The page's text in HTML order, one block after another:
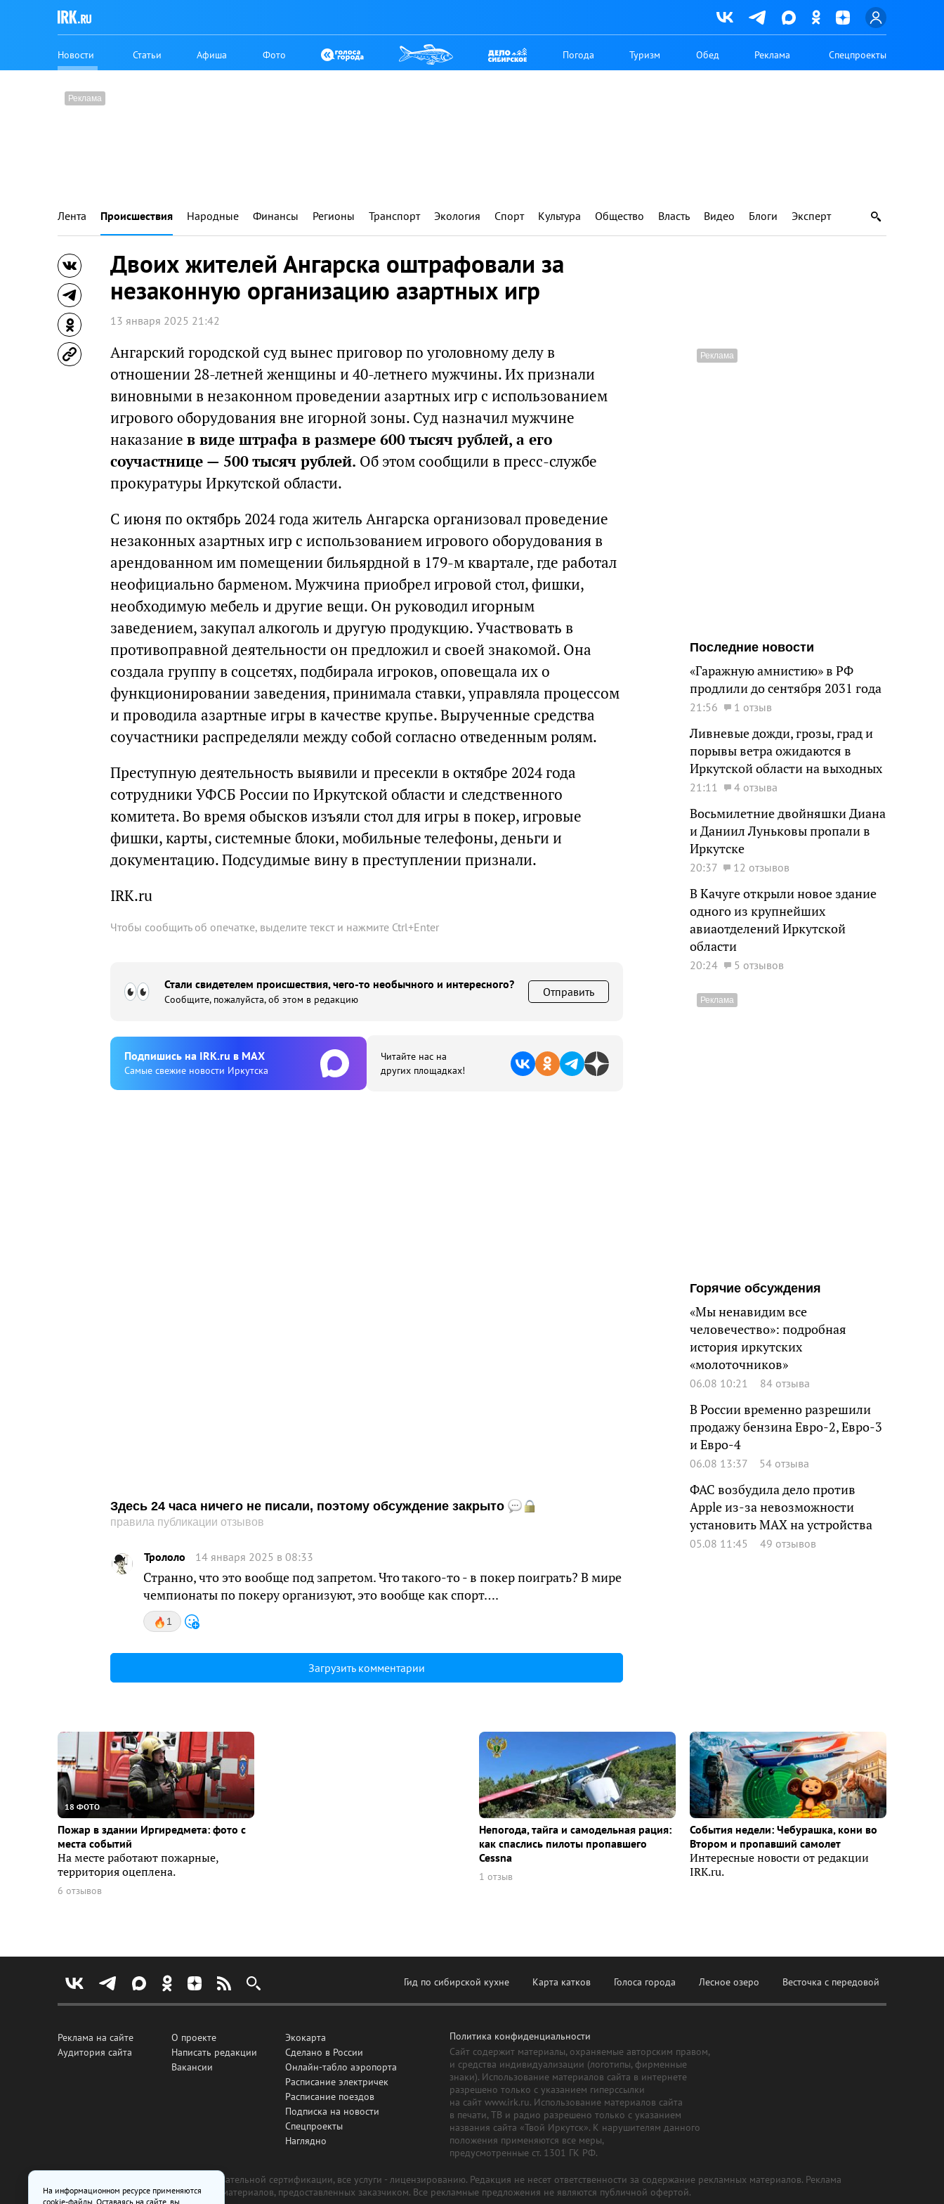
Новости Статьи Афиша Фото Погода Туризм Обед Реклама Спецпроекты
Лента Происшествия Народные Финансы Регионы Транспорт Экология Спорт Культура Общество Власть Видео Блоги Эксперт
Двоих жителей Ангарска оштрафовали за
незаконную организацию азартных игр
13 января 2025 21:42
Ангарский городской суд вынес приговор по уголовному делу в
отношении 28-летней женщины и 40-летнего мужчины. Их признали
виновными в незаконном проведении азартных игр с использованием
игрового оборудования вне игорной зоны. Суд назначил мужчине
наказание в виде штрафа в размере 600 тысяч рублей, а его
соучастнице — 500 тысяч рублей. Об этом сообщили в пресс-службе
прокуратуры Иркутской области.
С июня по октябрь 2024 года житель Ангарска организовал проведение
незаконных азартных игр с использованием игрового оборудования в
арендованном им помещении бильярдной в 179-м квартале, где работал
неофициально барменом. Мужчина приобрел игровой стол, фишки,
необходимую мебель и другие вещи. Он руководил игорным
заведением, закупал алкоголь и другую продукцию. Участвовать в
противоправной деятельности он предложил и своей знакомой. Она
создала группу в соцсетях, подбирала игроков, оповещала их о
функционировании заведения, принимала ставки, управляла процессом
и проводила азартные игры в качестве крупье. Вырученные средства
соучастники распределяли между собой согласно отведенным ролям.
Преступную деятельность выявили и пресекли в октябре 2024 года
сотрудники УФСБ России по Иркутской области и следственного
комитета. Во время обысков изъяли стол для игры в покер, игровые
фишки, карты, системные блоки, мобильные телефоны, деньги и
документацию. Подсудимые вину в преступлении признали.
IRK.ru
Чтобы сообщить об опечатке, выделите текст и нажмите Ctrl+Enter
Стали свидетелем происшествия, чего-то необычного и интересного?
Сообщите, пожалуйста, об этом в редакцию
Отправить
Подпишиcь на IRK.ru в MAX
Cамые свежие новости Иркутска
Читайте нас на
других площадках!
Здесь 24 часа ничего не писали, поэтому обсуждение закрыто
правила публикации отзывов
Трололо 14 января 2025 в 08:33
Странно, что это вообще под запретом. Что такого-то - в покер поиграть? В мире
чемпионаты по покеру организуют, это вообще как спорт….
1
Загрузить комментарии
Последние новости
«Гаражную амнистию» в РФ
продлили до сентября 2031 года
21:56 1 отзыв
Ливневые дожди, грозы, град и
порывы ветра ожидаются в
Иркутской области на выходных
21:11 4 отзыва
Восьмилетние двойняшки Диана
и Даниил Луньковы пропали в
Иркутске
20:37 12 отзывов
В Качуге открыли новое здание
одного из крупнейших
авиаотделений Иркутской
области
20:24 5 отзывов
Горячие обсуждения
«Мы ненавидим все
человечество»: подробная
история иркутских
«молоточников»
06.08 10:21 84 отзыва
В России временно разрешили
продажу бензина Евро-2, Евро-3
и Евро-4
06.08 13:37 54 отзыва
ФАС возбудила дело против
Apple из-за невозможности
установить MAX на устройства
05.08 11:45 49 отзывов
18 ФОТО
Пожар в здании Иргиредмета: фото с
места событий
На месте работают пожарные,
территория оцеплена.
6 отзывов
Непогода, тайга и самодельная рация:
как спаслись пилоты пропавшего
Cessna
1 отзыв
События недели: Чебурашка, кони во
Втором и пропавший самолет
Интересные новости от редакции
IRK.ru.
Гид по сибирской кухне Карта катков Голоса города Лесное озеро Весточка с передовой
Реклама на сайте
Аудитория сайта
О проекте
Написать редакции
Вакансии
Экокарта
Сделано в России
Онлайн-табло аэропорта
Расписание электричек
Расписание поездов
Подписка на новости
Спецпроекты
Наглядно
Политика конфиденциальности
Сайт содержит материалы, охраняемые авторским правом,
и средства индивидуализации (логотипы, фирменные
знаки). Использование материалов сайта в интернете
разрешено только с указанием гиперссылки
на сайт www.irk.ru. Использование материалов сайта
в печати, ТВ и радио разрешено только с указанием
названия сайта «Твой Иркутск». К нарушителям данного
положения применяются все меры,
предусмотренные ст. 1301 ГК РФ.
Все рекламные товары подлежат обязательной сертификации, все услуги - лицензированию. Редакция не несет ответственности за содержание рекламных материалов. Реклама
изготовлена и размещена на основе материалов, предоставленных заказчиком. Все рекламные предложения не являются публичной офертой.
На информационном ресурсе применяются
cookie-файлы. Оставаясь на сайте, вы